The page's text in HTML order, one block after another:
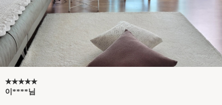
★★★★★
이****님